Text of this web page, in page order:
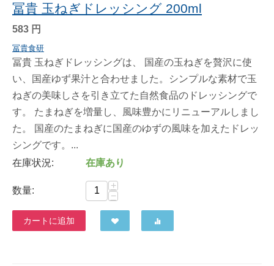
冨貴 玉ねぎドレッシング 200ml
583 円
冨貴食研
冨貴 玉ねぎドレッシングは、 国産の玉ねぎを贅沢に使
い、国産ゆず果汁と合わせました。シンプルな素材で玉
ねぎの美味しさを引き立てた自然食品のドレッシングで
す。 たまねぎを増量し、風味豊かにリニューアルしまし
た。 国産のたまねぎに国産のゆずの風味を加えたドレッ
シングです。...
在庫状況:
在庫あり
数量:
+
−
カートに追加